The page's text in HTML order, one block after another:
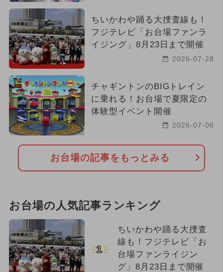
ちいかわや踊る大捜査線も！
フジテレビ「お台場ファンラ
イジング」8月23日まで開催
2026-07-28
チャギントンのBIGトレイン
に乗れる！お台場で夏限定の
体験型イベント開催
2026-07-06
お台場の記事をもっとみる
お台場の人気記事ランキング
1
ちいかわや踊る大捜査
線も！フジテレビ「お
台場ファンライジン
グ」8月23日まで開催